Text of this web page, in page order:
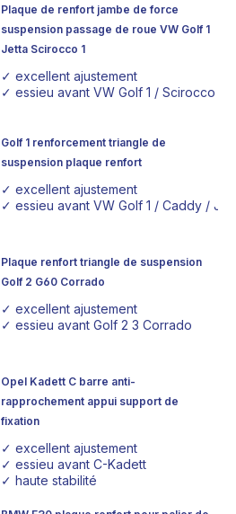
Plaque de renfort jambe de force
suspension passage de roue VW Golf 1
Jetta Scirocco 1
✓ excellent ajustement
✓ essieu avant VW Golf 1 / Scirocco 1
Golf 1 renforcement triangle de
suspension plaque renfort
✓ excellent ajustement
✓ essieu avant VW Golf 1 / Caddy /
Plaque renfort triangle de suspension
Golf 2 G60 Corrado
✓ excellent ajustement
✓ essieu avant Golf 2 3 Corrado
Opel Kadett C barre anti-
rapprochement appui support de
fixation
✓ excellent ajustement
✓ essieu avant C-Kadett
✓ haute stabilité